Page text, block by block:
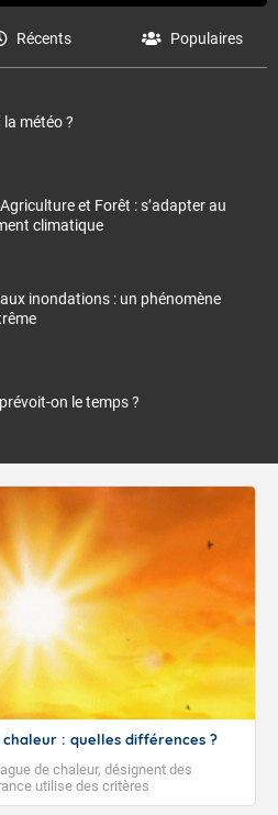
Récents Populaires
météo ?
et Forêt : s’adapter au
climatique
aux inondations : un phénomène
on le temps ?
: quelles différences ?
de chaleur, désignent des
utilise des critères
qualifier les épisodes de chaleur qui